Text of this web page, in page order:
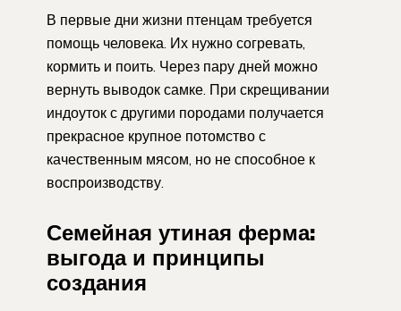
В первые дни жизни птенцам требуется
помощь человека. Их нужно согревать,
кормить и поить. Через пару дней можно
вернуть выводок самке. При скрещивании
индоуток с другими породами получается
прекрасное крупное потомство с
качественным мясом, но не способное к
воспроизводству.
Семейная утиная ферма:
выгода и принципы
создания